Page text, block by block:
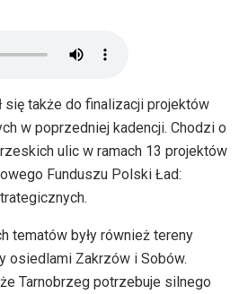
się także do finalizacji projektów
w poprzedniej kadencji. Chodzi o
ulic w ramach 13 projektów
Funduszu Polski Ład:
tematów były również tereny
osiedlami Zakrzów i Sobów.
Tarnobrzeg potrzebuje silnego